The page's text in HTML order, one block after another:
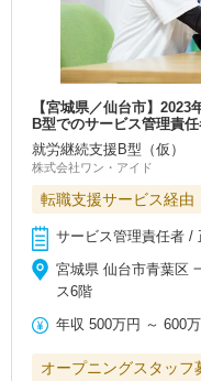
【宮城県／仙台市】
B型でのサービス管理責
就労継続支援B型（仮）
株式会社ワン・アイド
転職支援サービス経由
サービス管理責任者 /
宮城県 仙台市青葉区
ス6階
年収 500万円 ～600
オープニングスタッフ